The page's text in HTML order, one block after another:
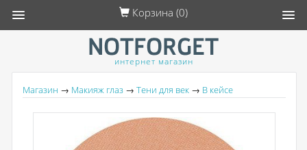
интернет магазин
Магазин → Макияж глаз → Тени для век → В кейсе
Корзина (0)